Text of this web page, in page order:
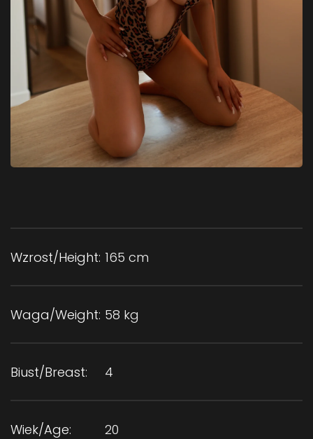
Wzrost/Height: 165 cm
Waga/Weight: 58 kg
Biust/Breast: 4
Wiek/Age: 20